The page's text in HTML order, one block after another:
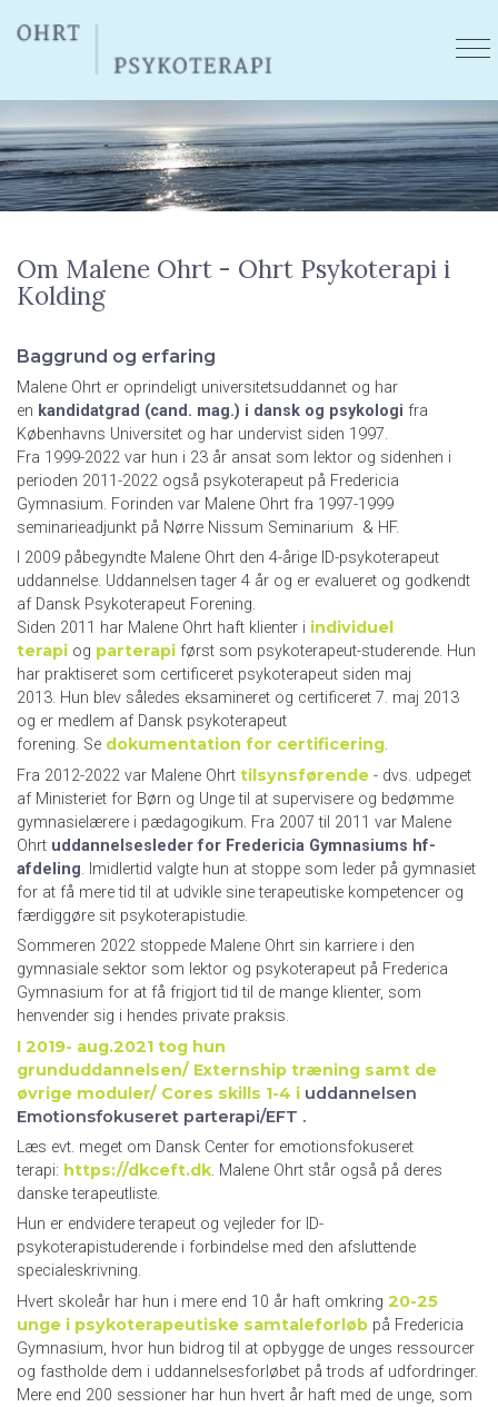
Om Malene Ohrt - Ohrt Psykoterapi i
Kolding
Baggrund og erfaring
Malene Ohrt er oprindeligt universitetsuddannet og har
en kandidatgrad (cand. mag.) i dansk og psykologi fra
Københavns Universitet og har undervist siden 1997.
Fra 1999-2022 var hun i 23 år ansat som lektor og sidenhen i
perioden 2011-2022 også psykoterapeut på Fredericia
Gymnasium. Forinden var Malene Ohrt fra 1997-1999
seminarieadjunkt på Nørre Nissum Seminarium & HF.
I 2009 påbegyndte Malene Ohrt den 4-årige ID-psykoterapeut
uddannelse. Uddannelsen tager 4 år og er evalueret og godkendt
af Dansk Psykoterapeut Forening.
Siden 2011 har Malene Ohrt haft klienter i individuel
terapi og parterapi først som psykoterapeut-studerende. Hun
har praktiseret som certificeret psykoterapeut siden maj
2013. Hun blev således eksamineret og certificeret 7. maj 2013
og er medlem af Dansk psykoterapeut
forening. Se dokumentation for certificering.
Fra 2012-2022 var Malene Ohrt tilsynsførende - dvs. udpeget
af Ministeriet for Børn og Unge til at supervisere og bedømme
gymnasielærere i pædagogikum. Fra 2007 til 2011 var Malene
Ohrt uddannelsesleder for Fredericia Gymnasiums hf-
afdeling. Imidlertid valgte hun at stoppe som leder på gymnasiet
for at få mere tid til at udvikle sine terapeutiske kompetencer og
færdiggøre sit psykoterapistudie.
Sommeren 2022 stoppede Malene Ohrt sin karriere i den
gymnasiale sektor som lektor og psykoterapeut på Frederica
Gymnasium for at få frigjort tid til de mange klienter, som
henvender sig i hendes private praksis.
I 2019- aug.2021 tog hun
grunduddannelsen/ Externship træning samt de
øvrige moduler/ Cores skills 1-4 i uddannelsen
Emotionsfokuseret parterapi/EFT .
Læs evt. meget om Dansk Center for emotionsfokuseret
terapi: https://dkceft.dk. Malene Ohrt står også på deres
danske terapeutliste.
Hun er endvidere terapeut og vejleder for ID-
psykoterapistuderende i forbindelse med den afsluttende
specialeskrivning.
Hvert skoleår har hun i mere end 10 år haft omkring 20-25
unge i psykoterapeutiske samtaleforløb på Fredericia
Gymnasium, hvor hun bidrog til at opbygge de unges ressourcer
og fastholde dem i uddannelsesforløbet på trods af udfordringer.
Mere end 200 sessioner har hun hvert år haft med de unge, som